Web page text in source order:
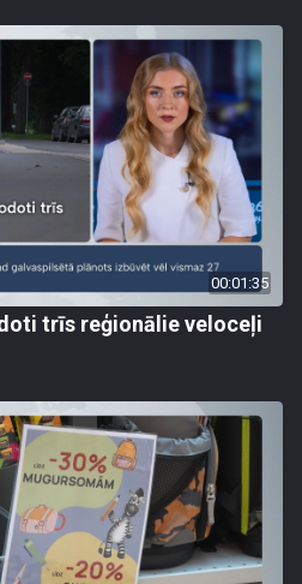
00:01:35
trīs reģionālie veloceļi